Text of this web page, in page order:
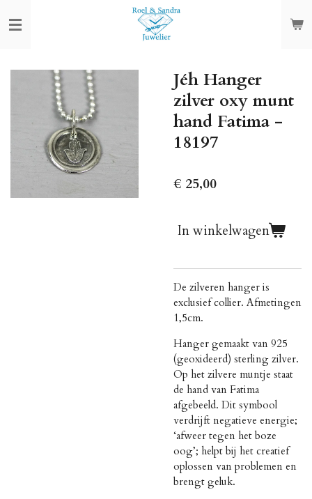
direct
hoofdinhoud
Jéh Hanger
zilver oxy munt
hand Fatima -
18197
€ 25,00
In winkelwagen
De zilveren hanger is
exclusief collier. Afmetingen
1,5cm.
Hanger gemaakt van 925
(geoxideerd) sterling zilver.
Op het zilvere muntje staat
de hand van Fatima
afgebeeld. Dit symbool
verdrijft negatieve energie;
‘afweer tegen het boze
oog’; helpt bij het creatief
oplossen van problemen en
brengt geluk.